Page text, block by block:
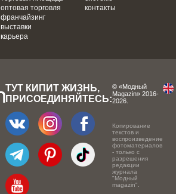
оптовая торговля
франчайзинг
выставки
карьера
контакты
ТУТ КИПИТ ЖИЗНЬ,
ПРИСОЕДИНЯЙТЕСЬ:
© «Модный
Magazin» 2016-
2026.
Копирование
текстов и
воспроизведение
фотоматериалов
- только с
разрешения
редакции
журнала
"Модный
magazin".